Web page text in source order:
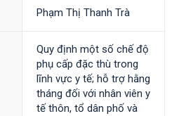
Phạm Thị Thanh Trà
Quy định một số chế độ
phụ cấp đặc thù trong
lĩnh vực y tế; hỗ trợ hằng
tháng đối với nhân viên y
tế thôn, tổ dân phố và